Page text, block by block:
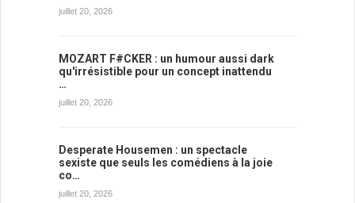
juillet 20, 2026
MOZART F#CKER : un humour aussi dark
qu'irrésistible pour un concept inattendu
…
juillet 20, 2026
Desperate Housemen : un spectacle
sexiste que seuls les comédiens à la joie
co…
juillet 20, 2026